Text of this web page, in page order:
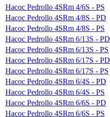
Насос Pedrollo 4SRm 4/6S - PS
Насос Pedrollo 4SRm 4/8S - PD
Насос Pedrollo 4SRm 4/8S - PS
Насос Pedrollo 4SRm 6/13S - PD
Насос Pedrollo 4SRm 6/13S - PS
Насос Pedrollo 4SRm 6/17S - PD
Насос Pedrollo 4SRm 6/17S - PS
Насос Pedrollo 4SRm 6/4S - PD
Насос Pedrollo 4SRm 6/4S - PS
Насос Pedrollo 4SRm 6/6S - PD
Насос Pedrollo 4SRm 6/6S - PS